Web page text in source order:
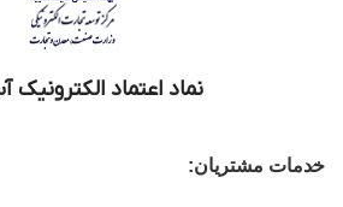
نماد اعتماد الکترونیک
خدمات مشتریان: